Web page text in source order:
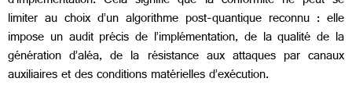
limiter au choix d’un algorithme post-quantique reconnu : elle
impose un audit précis de l’implémentation, de la qualité de la
génération d’aléa, de la résistance aux attaques par canaux
auxiliaires et des conditions matérielles d’exécution.